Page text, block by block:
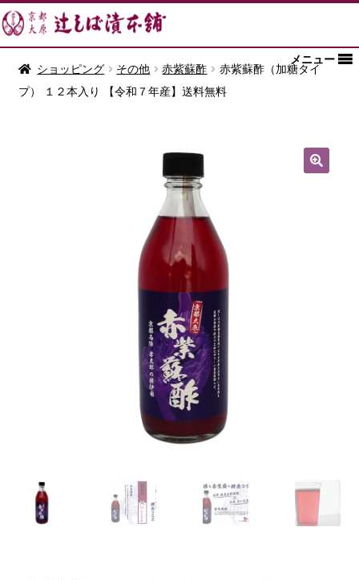
メニュー
ショッピング その他 赤紫蘇酢
赤紫蘇酢（加糖タイ
プ） １２本入り 【令和７年産】送料無料